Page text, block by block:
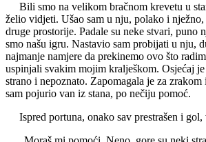
Bili smo na velikom bračnom krevetu u
želio vidjeti. Ušao sam u nju, polako i
druge prostorije. Padale su neke stvari, puno
smo našu igru. Nastavio sam probijati u nju,
najmanje namjere da prekinemo ovo što
uspinjali svakim mojim kralješkom. Osjećaj
strano i nepoznato. Zapomagala je za
sam pojurio van iz stana, po nečiju pomoć.
Ispred portuna, onako sav prestrašen i